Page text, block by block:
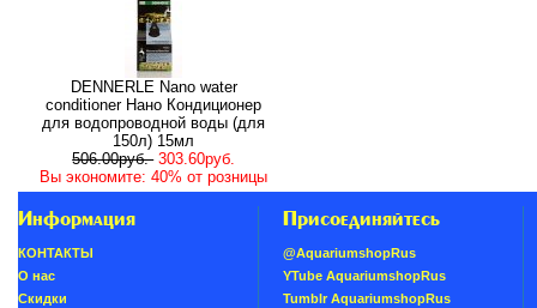
DENNERLE Nano water
conditioner Нано Кондиционер
для водопроводной воды (для
150л) 15мл
506.00руб. 303.60руб.
Вы экономите: 40% от розницы
Информация
КОНТАКТЫ
О нас
Скидки
Присоединяйтесь
@AquariumshopRus
YTube AquariumshopRus
Tumblr AquariumshopRus